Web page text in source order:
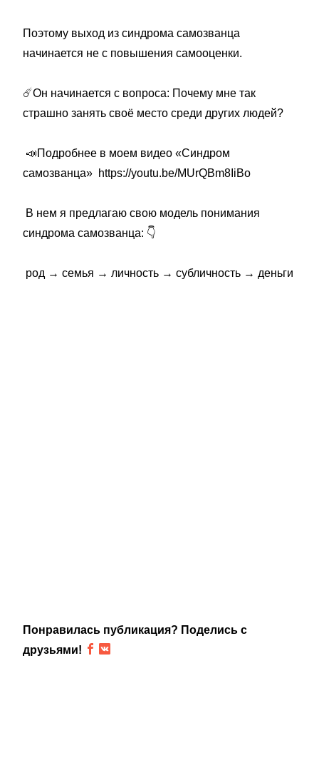
Поэтому выход из синдрома самозванца
начинается не с повышения самооценки.
☄️Он начинается с вопроса: Почему мне так
страшно занять своё место среди других людей?
📣Подробнее в моем видео «Синдром
самозванца» https://youtu.be/MUrQBm8IiBo
В нем я предлагаю свою модель понимания
синдрома самозванца: 👇
род → семья → личность → субличность → деньги
Понравилась публикация? Поделись с
друзьями!